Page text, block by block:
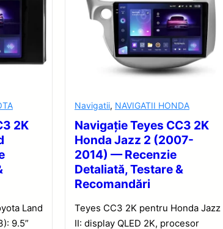
2K
Land
9.5”
Navigatii, NAVIGATII HONDA
Navigație Teyes CC3 2K
Honda Jazz 2 (2007-
2014) — Recenzie
Detaliată, Testare &
Recomandări
Teyes CC3 2K pentru Honda Jazz
II: display QLED 2K, procesor